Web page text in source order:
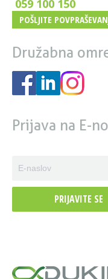
059 100 150
POŠLJITE
Družabna
Prijava na E-
PRIJAVITE SE